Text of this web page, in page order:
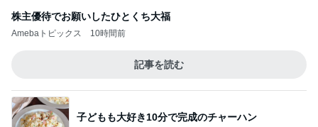
株主優待でお願いしたひとくち大福
Amebaトピックス 10時間前
記事を読む
子どもも大好き10分で完成のチャーハン